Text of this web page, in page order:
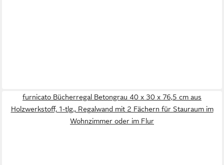
furnicato Bücherregal Betongrau 40 x 30 x 76,5 cm aus
Holzwerkstoff, 1-tlg., Regalwand mit 2 Fächern für Stauraum im
Wohnzimmer oder im Flur